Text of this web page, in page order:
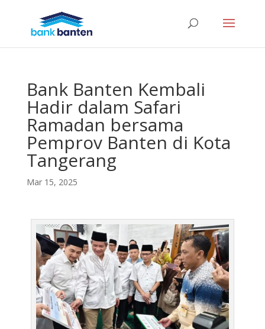
Bank Banten Kembali
Hadir dalam Safari
Ramadan bersama
Pemprov Banten di Kota
Tangerang
Mar 15, 2025